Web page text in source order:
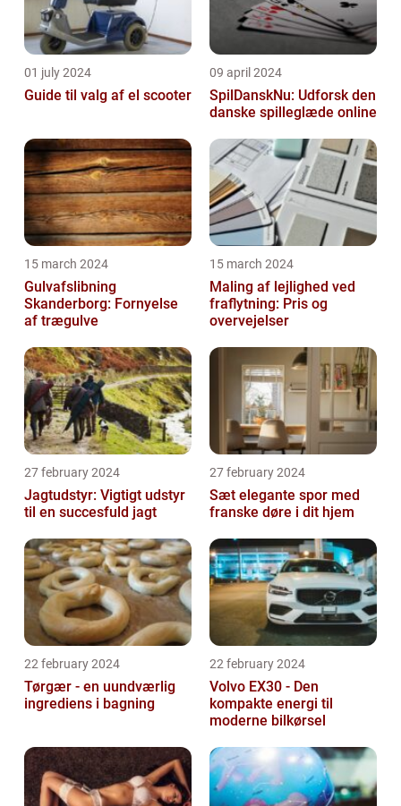
01 july 2024
Guide til valg af el scooter
09 april 2024
SpilDanskNu: Udforsk den
danske spilleglæde online
15 march 2024
Gulvafslibning
Skanderborg: Fornyelse
af trægulve
15 march 2024
Maling af lejlighed ved
fraflytning: Pris og
overvejelser
27 february 2024
Jagtudstyr: Vigtigt udstyr
til en succesfuld jagt
27 february 2024
Sæt elegante spor med
franske døre i dit hjem
22 february 2024
Tørgær - en uundværlig
ingrediens i bagning
22 february 2024
Volvo EX30 - Den
kompakte energi til
moderne bilkørsel